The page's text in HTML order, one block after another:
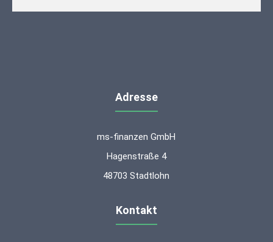
Adresse
ms-finanzen GmbH
Hagenstraße 4
48703 Stadtlohn
Kontakt